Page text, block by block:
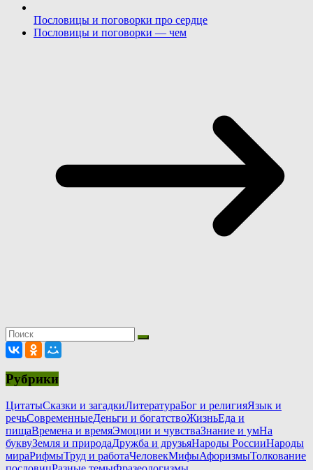
Пословицы и поговорки про сердце
Пословицы и поговорки — чем
Рубрики
ЦитатыСказки и загадкиЛитератураБог и религияЯзык и
речьСовременныеДеньги и богатствоЖизньЕда и
пищаВремена и времяЭмоции и чувстваЗнание и умНа
буквуЗемля и природаДружба и друзьяНароды РоссииНароды
мираРифмыТруд и работаЧеловекМифыАфоризмыТолкование